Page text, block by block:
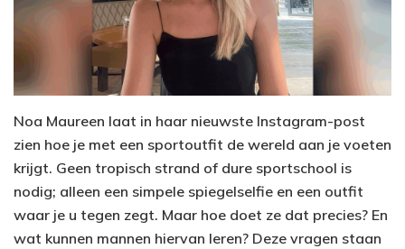
Noa Maureen laat in haar nieuwste Instagram-post
zien hoe je met een sportoutfit de wereld aan je voeten
krijgt. Geen tropisch strand of dure sportschool is
nodig; alleen een simpele spiegelselfie en een outfit
waar je u tegen zegt. Maar hoe doet ze dat precies? En
wat kunnen mannen hiervan leren? Deze vragen staan